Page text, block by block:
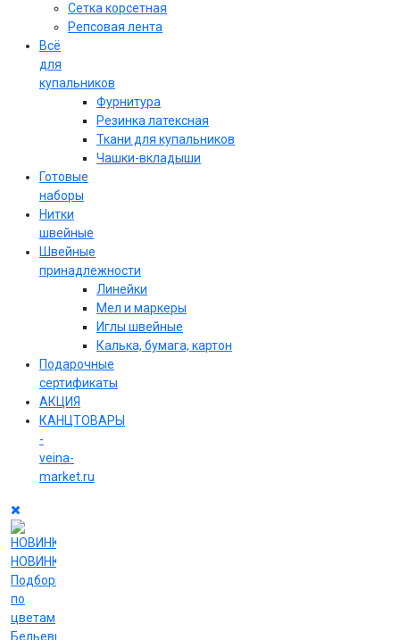
Сетка корсетная
Репсовая лента
Всё
для
купальников
Фурнитура
Резинка латексная
Ткани для купальников
Чашки-вкладыши
Готовые
наборы
Нитки
швейные
Швейные
принадлежности
Линейки
Мел и маркеры
Иглы швейные
Калька, бумага, картон
Подарочные
сертификаты
АКЦИЯ
КАНЦТОВАРЫ
-
veina-
market.ru
НОВИНКИ
Подборки
по
цветам
Бельевые